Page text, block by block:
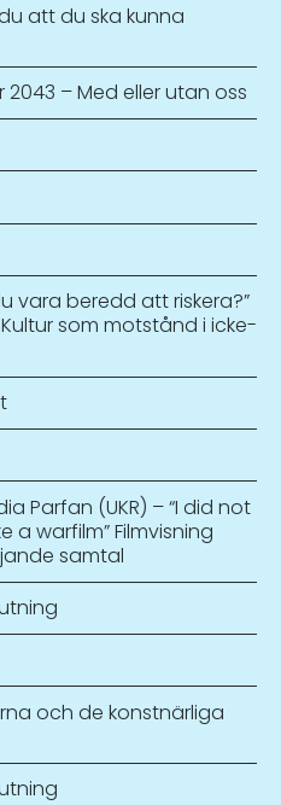
att du ska kunna
2043 – Med eller utan oss
vara beredd att riskera?”
som motstånd i icke-
Parfan (UKR) – “I did not
a warfilm” Filmvisning
samtal
och de konstnärliga